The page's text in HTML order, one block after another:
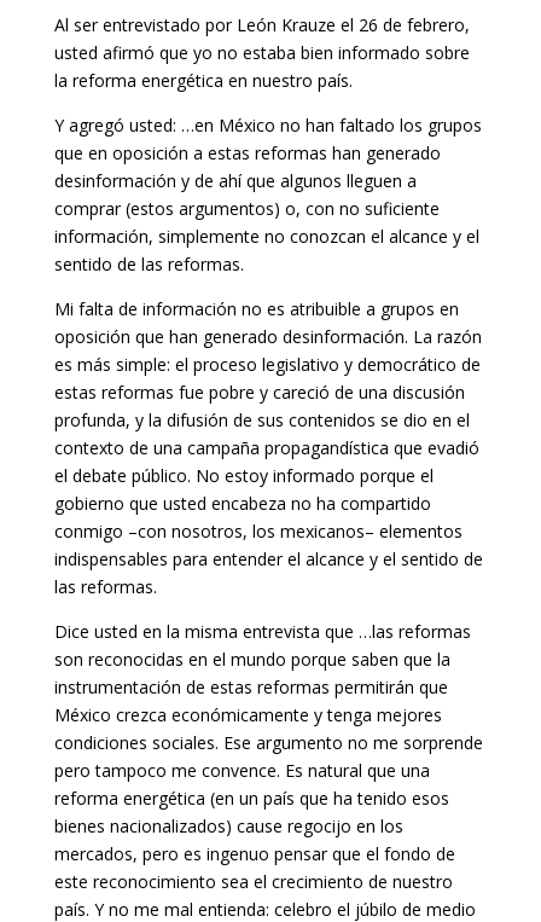
Al ser entrevistado por León Krauze el 26 de febrero,
usted afirmó que yo no estaba bien informado sobre
la reforma energética en nuestro país.
Y agregó usted: …en México no han faltado los grupos
que en oposición a estas reformas han generado
desinformación y de ahí que algunos lleguen a
comprar (estos argumentos) o, con no suficiente
información, simplemente no conozcan el alcance y el
sentido de las reformas.
Mi falta de información no es atribuible a grupos en
oposición que han generado desinformación. La razón
es más simple: el proceso legislativo y democrático de
estas reformas fue pobre y careció de una discusión
profunda, y la difusión de sus contenidos se dio en el
contexto de una campaña propagandística que evadió
el debate público. No estoy informado porque el
gobierno que usted encabeza no ha compartido
conmigo –con nosotros, los mexicanos– elementos
indispensables para entenderel alcance y el sentido de
las reformas.
Dice usted en la misma entrevista que …las reformas
son reconocidas en el mundo porque saben que la
instrumentación de estas reformas permitirán que
México crezca económicamente y tenga mejores
condiciones sociales. Ese argumento no me sorprende
pero tampoco me convence. Es natural que una
reforma energética (en un país que ha tenido esos
bienes nacionalizados) cause regocijo en los
mercados, pero es ingenuo pensar que el fondo de
este reconocimiento sea el crecimiento de nuestro
país. Y no me mal entienda: celebro el júbilo de medio